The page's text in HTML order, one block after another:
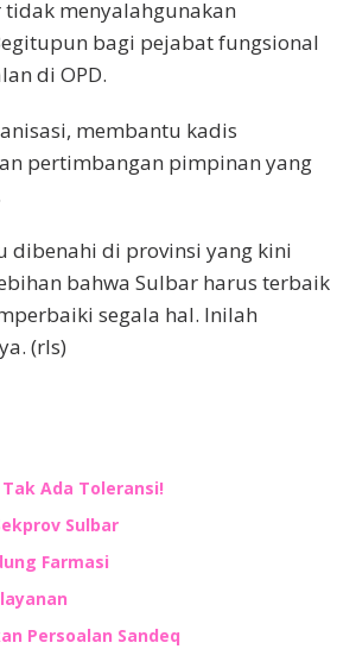
menyalahgunakan
bagi pejabat fungsional
di OPD.
membantu kadis
pertimbangan pimpinan yang
dibenahi di provinsi yang kini
bahwa Sulbar harus terbaik
segala hal. Inilah
(rls)
Ada Toleransi!
Sulbar
Farmasi
Persoalan Sandeq